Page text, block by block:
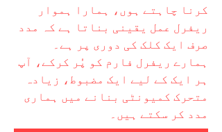
کرنا چاہتے ہوں، ہمارا ہموار
ریفرل عمل یقینی بناتا ہے کہ مدد
صرف ایک کلک کی دوری پر ہے۔
ہمارے ریفرل فارم کو پُر کرکے، آپ
ہر ایک کے لیے ایک مضبوط، زیادہ
متحرک کمیونٹی بنانے میں ہماری
مدد کر سکتے ہیں۔